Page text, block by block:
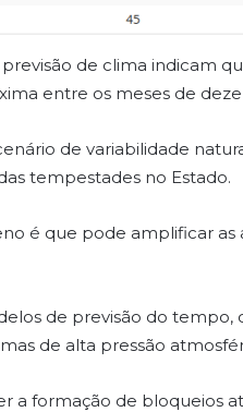
de clima indicam
entre os meses de
de variabilidade
tempestades no Estado.
é que pode amplificar as
de previsão do
de alta pressão
a formação de bloqueios